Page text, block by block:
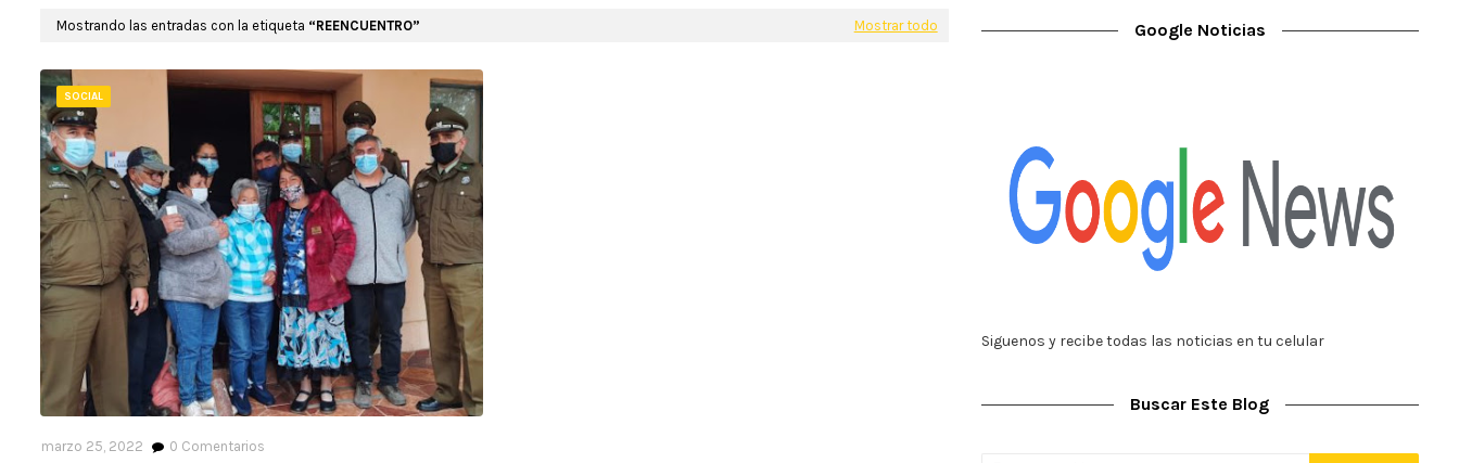
Mostrando las entradas con la etiqueta REENCUENTRO Mostrar todo
SOCIAL
marzo 25, 2022 0 Comentarios
Google Noticias
Siguenos y recibe todas las noticias en tu celular
Buscar Este Blog